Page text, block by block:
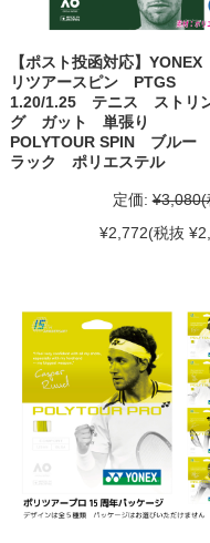
【ポスト投函対応】
リツアースピン PTGS
1.20/1.25 テニス ストリ
グ ガット 単張り
POLYTOUR SPIN ブルー
ラック ポリエステル
定価: ¥3,080(
¥2,772(税抜